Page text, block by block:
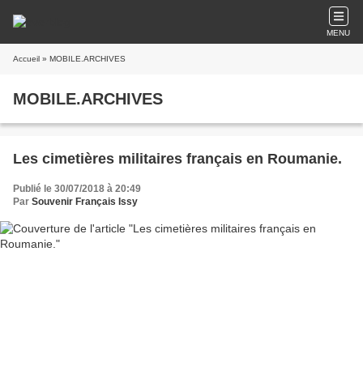
MENU
Accueil » MOBILE.ARCHIVES
MOBILE.ARCHIVES
Les cimetières militaires français en Roumanie.
Publié le 30/07/2018 à 20:49
Par Souvenir Français Issy